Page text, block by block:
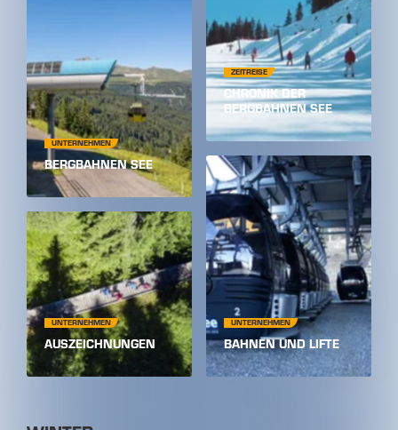
UNTERNEHMEN
BERGBAHNEN SEE
ZEITREISE
CHRONIK DER
BERGBAHNEN SEE
UNTERNEHMEN
BAHNEN UND LIFTE
UNTERNEHMEN
AUSZEICHNUNGEN